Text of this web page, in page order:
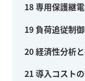
18専用保護継
19負荷追従制
20経済性分析
21導入コスト